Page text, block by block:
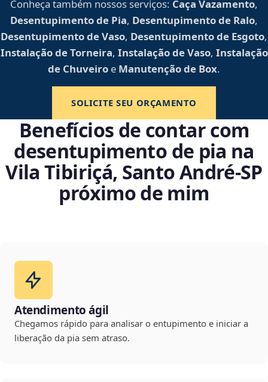
Conheça também nossos serviços: Caça Vazamento,
Desentupimento de Pia, Desentupimento de Ralo,
Desentupimento de Vaso, Desentupimento de Esgoto,
Instalação de Torneira, Instalação de Vaso, Instalação
de Chuveiro e Manutenção de Box.
SOLICITE SEU ORÇAMENTO
Benefícios de contar com
desentupimento de pia na
Vila Tibiriçá, Santo André‑SP
próximo de mim
Atendimento ágil
Chegamos rápido para analisar o entupimento e iniciar a
liberação da pia sem atraso.